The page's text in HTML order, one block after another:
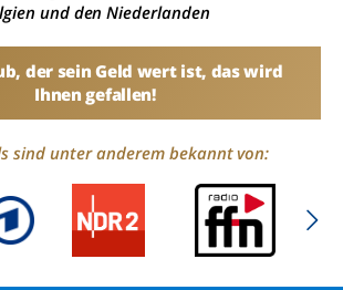
und den Niederlanden
der sein Geld wert ist, das wird
Ihnen gefallen!
sind unter anderem bekannt von: